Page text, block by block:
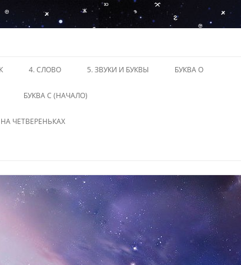
4. СЛОВО 5. ЗВУКИ И БУКВЫ БУКВА О
БУКВА С (НАЧАЛО)
ЧЕТВЕРЕНЬКАХ